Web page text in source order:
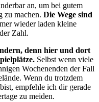
an, um bei gutem
zu machen. Die Wege sind
wieder laden kleine
Zahl.
denn hier und dort
Selbst wenn viele
Wochenenden der Fall
Wenn du trotzdem
empfehle ich dir gerade
zu meiden.